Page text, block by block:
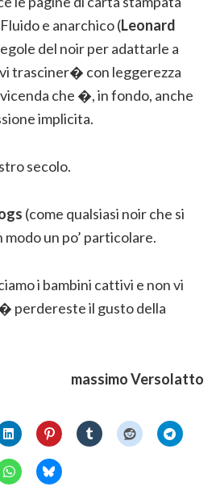
e anarchico (Leonard
del noir per adattarle a
trasciner� con leggerezza
che �, in fondo, anche
implicita.
secolo.
(come qualsiasi noir che si
un po’ particolare.
i bambini cattivi e non vi
perdereste il gusto della
massimo Versolatto